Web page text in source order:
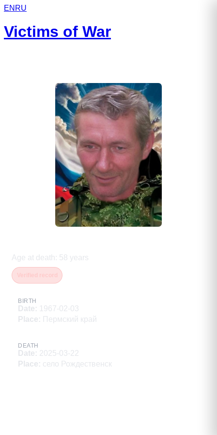
EN RU
Victims of War
Age at death : 58 years
BIRTH
Date: 1967-02-03
Place: Пермский край
DEATH
Date: 2025-03-22
Place: село Рождественск